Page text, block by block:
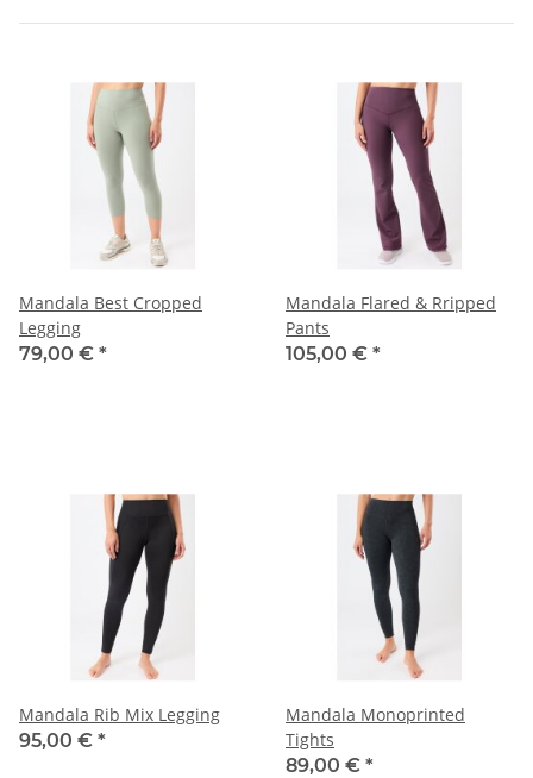
Mandala Best Cropped
Legging
79,00 € *
Mandala Flared & Rripped
Pants
105,00 € *
Mandala Rib Mix Legging
95,00 € *
Mandala Monoprinted
Tights
89,00 € *